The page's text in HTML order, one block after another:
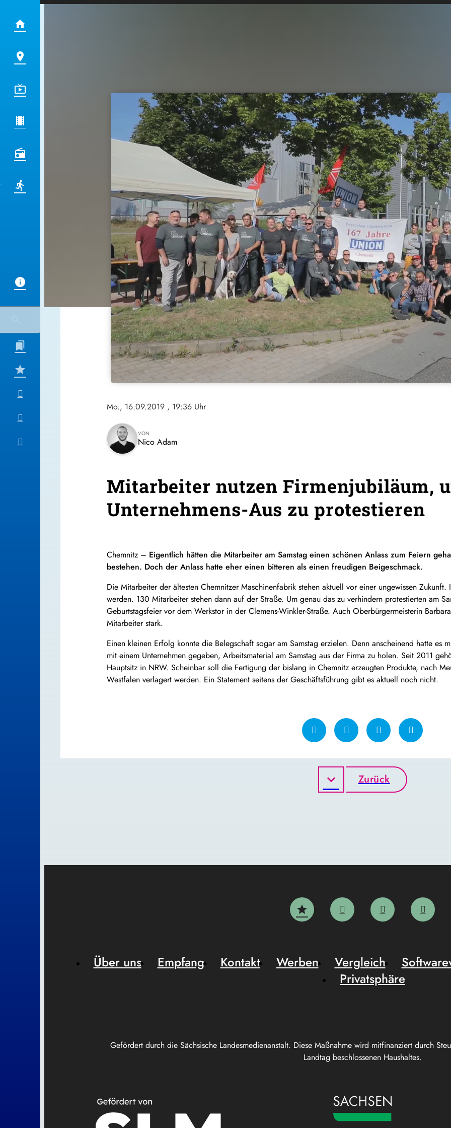
Mo., 16.09.2019 , 19:36 Uhr
VON
Nico Adam
Mitarbeiter nutzen Firmenjubiläum,
Unternehmens-Aus zu protestieren
Chemnitz – Eigentlich hätten die Mitarbeiter am Samstag einen schönen Anlass zum Feiern
bestehen. Doch der Anlass hatte eher einen bitteren als einen freudigen Beigeschmack.
Die Mitarbeiter der ältesten Chemnitzer Maschinenfabrik stehen aktuell vor einer ungewissen
werden. 130 Mitarbeiter stehen dann auf der Straße. Um genau das zu verhindern protestierten am
Geburtstagsfeier vor dem Werkstor in der Clemens-Winkler-Straße. Auch Oberbürgermeisterin
Mitarbeiter stark.
Einen kleinen Erfolg konnte die Belegschaft sogar am Samstag erzielen. Denn anscheinend hatte es
mit einem Unternehmen gegeben, Arbeitsmaterial am Samstag aus der Firma zu holen. Seit 2011
Hauptsitz in NRW. Scheinbar soll die Fertigung der bislang in Chemnitz erzeugten Produkte, nach
Westfalen verlagert werden. Ein Statement seitens der Geschäftsführung gibt es aktuell noch nicht.
Zurück
Gefördert durch die Sächsische Landesmedienanstalt. Diese Maßnahme wird mitfinanziert durch
Landtag beschlossenen Haushaltes.
Über uns Empfang Kontakt Werben Vergleich
Privatsphäre